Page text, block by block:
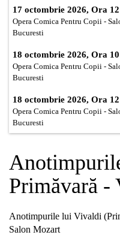
17 octombrie 2026, Ora
Opera Comica Pentru Copii -
Bucuresti
18 octombrie 2026, Ora
Opera Comica Pentru Copii -
Bucuresti
18 octombrie 2026, Ora
Opera Comica Pentru Copii -
Bucuresti
Primăvară -
Anotimpurile lui Vivaldi
Salon Mozart